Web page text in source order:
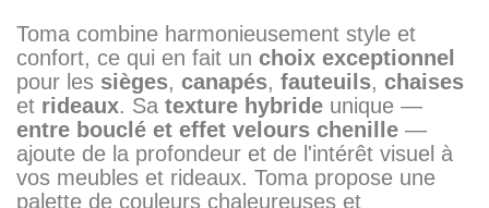
Toma combine harmonieusement style et
confort, ce qui en fait un choix exceptionnel
pour les sièges, canapés, fauteuils, chaises
et rideaux. Sa texture hybride unique —
entre bouclé et effet velours chenille —
ajoute de la profondeur et de l'intérêt visuel à
vos meubles et rideaux. Toma propose une
palette de couleurs chaleureuses et